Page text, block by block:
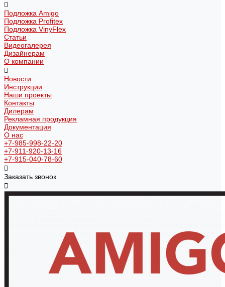
Подложка Amigo
Подложка Profitex
Подложка VinyFlex
Статьи
Видеогалерея
Дизайнерам
О компании
Новости
Инструкции
Наши проекты
Контакты
Дилерам
Рекламная продукция
Документация
О нас
+7-985-998-22-20
+7-911-920-13-16
+7-915-040-78-60
Заказать звонок